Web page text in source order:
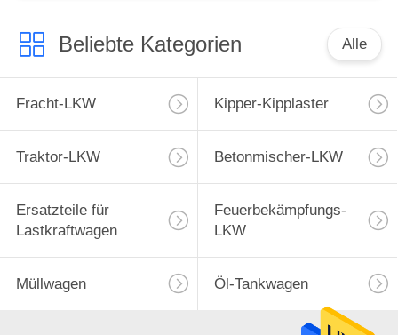
Beliebte Kategorien Alle
Fracht-LKW Kipper-Kipplaster
Traktor-LKW Betonmischer-LKW
Ersatzteile für
Lastkraftwagen
Feuerbekämpfungs-
LKW
Müllwagen Öl-Tankwagen